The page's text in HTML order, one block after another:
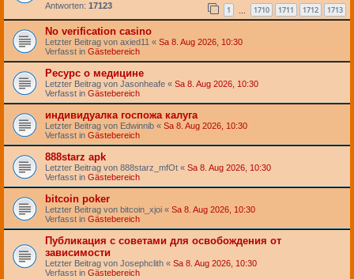
Antworten: 17123 1 1710 1711 1712 1713
No verification casino
Letzter Beitrag von axied11 « Sa 8. Aug 2026, 10:30
Verfasst in Gästebereich
Ресурс о медицине
Letzter Beitrag von Jasonheafe « Sa 8. Aug 2026, 10:30
Verfasst in Gästebereich
индивидуалка госпожа калуга
Letzter Beitrag von Edwinnib « Sa 8. Aug 2026, 10:30
Verfasst in Gästebereich
888starz apk
Letzter Beitrag von 888starz_mfOt « Sa 8. Aug 2026, 10:30
Verfasst in Gästebereich
bitcoin poker
Letzter Beitrag von bitcoin_xjoi « Sa 8. Aug 2026, 10:30
Verfasst in Gästebereich
Публикация с советами для освобождения от
зависимости
Letzter Beitrag von Josephclith « Sa 8. Aug 2026, 10:30
Verfasst in Gästebereich